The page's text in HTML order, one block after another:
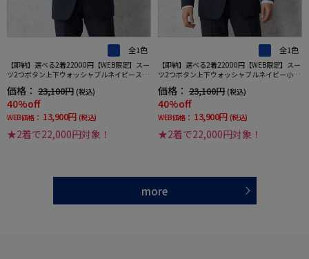
全1色
【即納】選べる2着22000円【WEB限定】スー
ツ2つボタン上下ウォッシャブルネイビースト
価格： 23,100円 (税込)
40%off
WEB価格： 13,900円 (税込)
★2着で22,000円対象！
全1色
【即納】選べる2着22000円【WEB限定】スー
ツ2つボタン上下ウォッシャブルネイビー小柄
価格： 23,100円 (税込)
40%off
WEB価格： 13,900円 (税込)
★2着で22,000円対象！
more